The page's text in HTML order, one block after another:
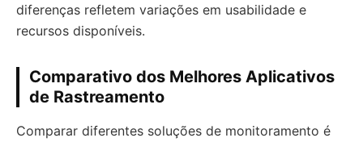
diferenças refletem variações em usabilidade e
recursos disponíveis.
Comparativo dos Melhores Aplicativos
de Rastreamento
Comparar diferentes soluções de monitoramento é